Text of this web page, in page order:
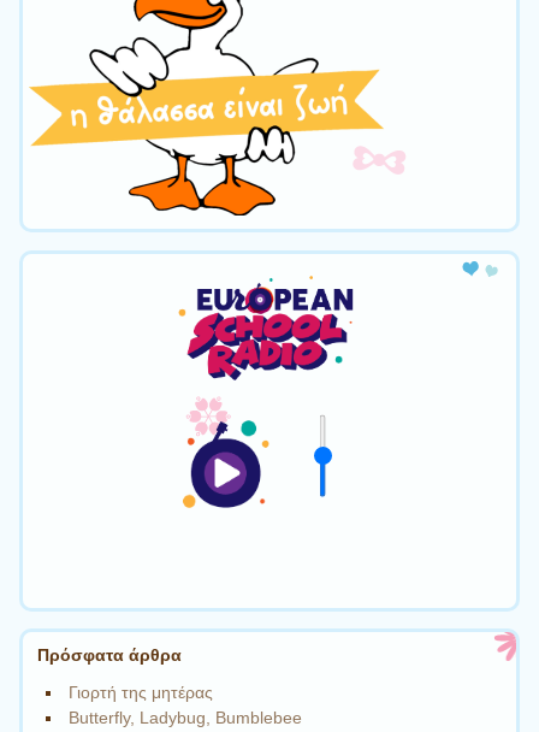
Πρόσφατα άρθρα
Γιορτή της μητέρας
Butterfly, Ladybug, Bumblebee